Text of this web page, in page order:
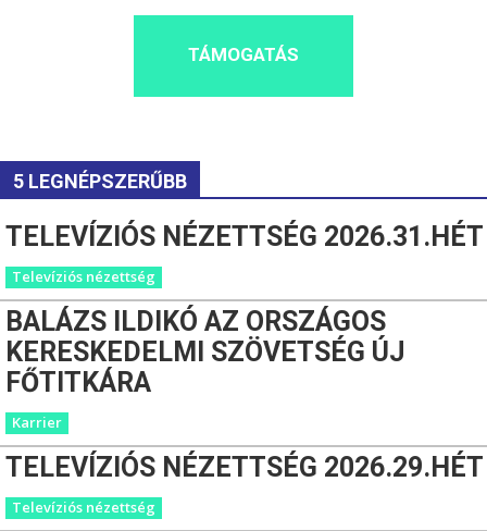
TÁMOGATÁS
5 LEGNÉPSZERŰBB
TELEVÍZIÓS NÉZETTSÉG 2026.31.HÉT
Televíziós nézettség
BALÁZS ILDIKÓ AZ ORSZÁGOS
KERESKEDELMI SZÖVETSÉG ÚJ
FŐTITKÁRA
Karrier
TELEVÍZIÓS NÉZETTSÉG 2026.29.HÉT
Televíziós nézettség